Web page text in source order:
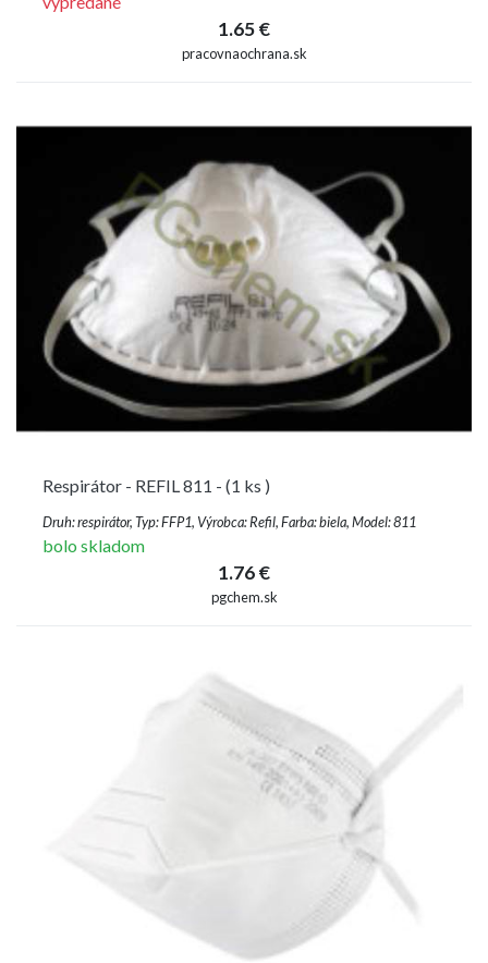
1.65 €
pracovnaochrana.sk
Respirátor - REFIL 811 - (1 ks )
Druh: respirátor, Typ: FFP1, Výrobca: Refil, Farba: biela, Model: 811
bolo skladom
1.76 €
pgchem.sk